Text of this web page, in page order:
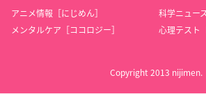
アニメ情報［にじめん］
科学ニュー
メンタルケア［ココロジー］
心理テスト
Copyright 2013 nijimen.